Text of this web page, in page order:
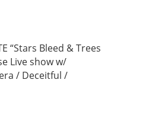
“Stars Bleed & Trees
Live show w/
/ Deceitful /